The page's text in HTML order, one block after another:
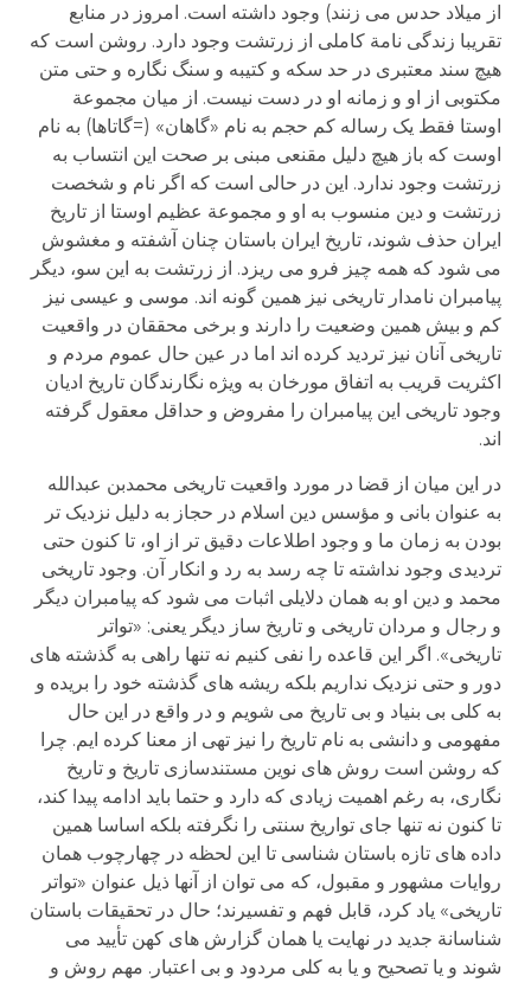
از میلاد حدس می زنند) وجود داشته است. امروز در منابع
تقریبا زندگی نامة کاملی از زرتشت وجود دارد. روشن است که
هیچ سند معتبری در حد سکه و کتیبه و سنگ نگاره و حتی متن
مکتوبی از او و زمانه او در دست نیست. از میان مجموعة
اوستا فقط یک رساله کم حجم به نام «گاهان» (=گاتاها) به نام
اوست که باز هیچ دلیل مقنعی مبنی بر صحت این انتساب به
زرتشت وجود ندارد. این در حالی است که اگر نام و شخصت
زرتشت و دین منسوب به او و مجموعة عظیم اوستا از تاریخ
ایران حذف شوند، تاریخ ایران باستان چنان آشفته و مغشوش
می شود که همه چیز فرو می ریزد. از زرتشت به این سو، دیگر
پیامبران نامدار تاریخی نیز همین گونه اند. موسی و عیسی نیز
کم و بیش همین وضعیت را دارند و برخی محققان در واقعیت
تاریخی آنان نیز تردید کرده اند اما در عین حال عموم مردم و
اکثریت قریب به اتفاق مورخان به ویژه نگارندگان تاریخ ادیان
وجود تاریخی این پیامبران را مفروض و حداقل معقول گرفته
اند.
در این میان از قضا در مورد واقعیت تاریخی محمدبن عبدالله
به عنوان بانی و مؤسس دین اسلام در حجاز به دلیل نزدیک تر
بودن به زمان ما و وجود اطلاعات دقیق تر از او، تا کنون حتی
تردیدی وجود نداشته تا چه رسد به رد و انکار آن. وجود تاریخی
محمد و دین او به همان دلایلی اثبات می شود که پیامبران دیگر
و رجال و مردان تاریخی و تاریخ ساز دیگر یعنی: «تواتر
تاریخی». اگر این قاعده را نفی کنیم نه تنها راهی به گذشته های
دور و حتی نزدیک نداریم بلکه ریشه های گذشته خود را بریده و
به کلی بی بنیاد و بی تاریخ می شویم و در واقع در این حال
مفهومی و دانشی به نام تاریخ را نیز تهی از معنا کرده ایم. چرا
که روشن است روش های نوین مستندسازی تاریخ و تاریخ
نگاری، به رغم اهمیت زیادی که دارد و حتما باید ادامه پیدا کند،
تا کنون نه تنها جای تواریخ سنتی را نگرفته بلکه اساسا همین
داده های تازه باستان شناسی تا این لحظه در چهارچوب همان
روایات مشهور و مقبول، که می توان از آنها ذیل عنوان «تواتر
تاریخی» یاد کرد، قابل فهم و تفسیرند؛ حال در تحقیقات باستان
شناسانة جدید در نهایت یا همان گزارش های کهن تأیید می
شوند و یا تصحیح و یا به کلی مردود و بی اعتبار. مهم روش و